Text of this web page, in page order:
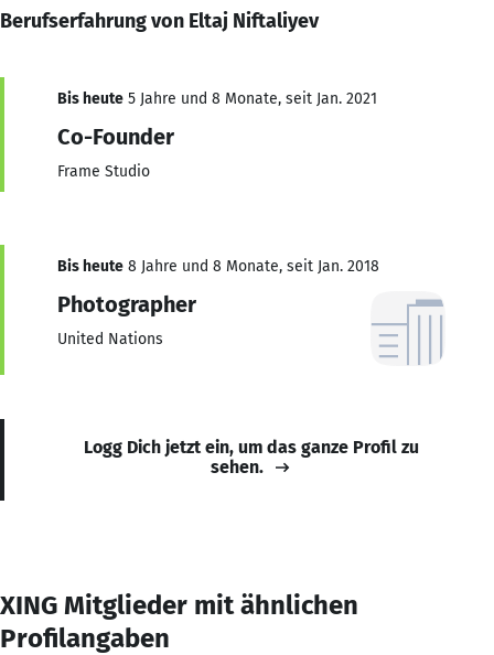
Berufserfahrung von Eltaj Niftaliyev
Bis heute 5 Jahre und 8 Monate, seit Jan. 2021
Co-Founder
Frame Studio
Bis heute 8 Jahre und 8 Monate, seit Jan. 2018
Photographer
United Nations
Logg Dich jetzt ein, um das ganze Profil zu
sehen.
XING Mitglieder mit ähnlichen
Profilangaben